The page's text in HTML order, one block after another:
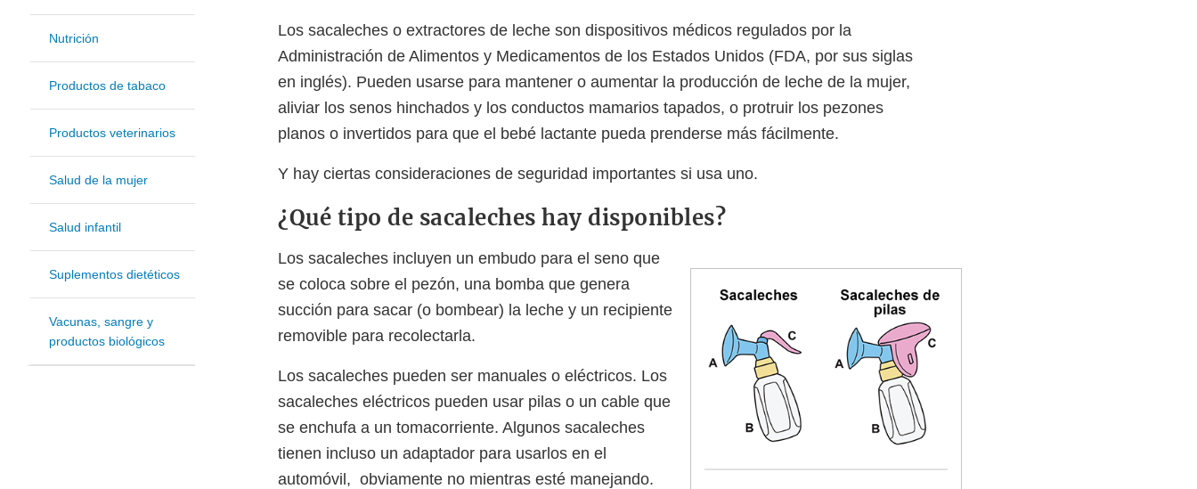
Nutrición
Productos de tabaco
Productos veterinarios
Salud de la mujer
Salud infantil
Suplementos dietéticos
Vacunas, sangre y
productos biológicos
Los sacaleches o extractores de leche son dispositivos médicos regulados por la
Administración de Alimentos y Medicamentos de los Estados Unidos (FDA, por sus siglas
en inglés). Pueden usarse para mantener o aumentar la producción de leche de la mujer,
aliviar los senos hinchados y los conductos mamarios tapados, o protruir los pezones
planos o invertidos para que el bebé lactante pueda prenderse más fácilmente.
Y hay ciertas consideraciones de seguridad importantes si usa uno.
¿Qué tipo de sacaleches hay disponibles?
Los sacaleches incluyen un embudo para el seno que
se coloca sobre el pezón, una bomba que genera
succión para sacar (o bombear) la leche y un recipiente
removible para recolectarla.
Los sacaleches pueden ser manuales o eléctricos. Los
sacaleches eléctricos pueden usar pilas o un cable que
se enchufa a un tomacorriente. Algunos sacaleches
tienen incluso un adaptador para usarlos en el
automóvil, obviamente no mientras esté manejando.